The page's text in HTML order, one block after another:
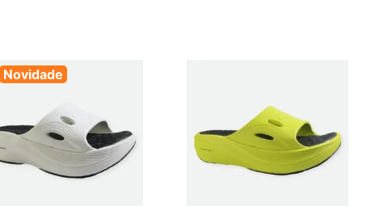
Novidade